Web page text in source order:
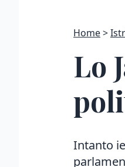
Home
Lo
Intanto